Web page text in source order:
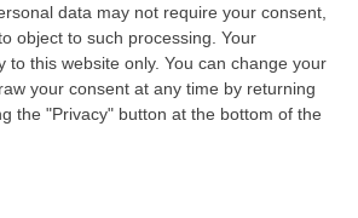
data may not require your consent,
object to such processing. Your
to this website only. You can change your
your consent at any time by returning
the "Privacy" button at the bottom of the